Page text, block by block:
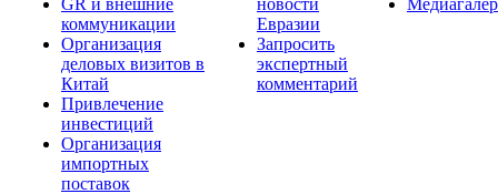
GR и внешние
коммуникации
Организация
деловых визитов в
Китай
Привлечение
инвестиций
Организация
импортных
поставок
новости
Евразии
Запросить
экспертный
комментарий